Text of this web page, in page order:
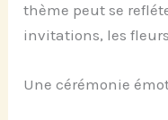
thème peut se
invitations, les
Une cérémonie